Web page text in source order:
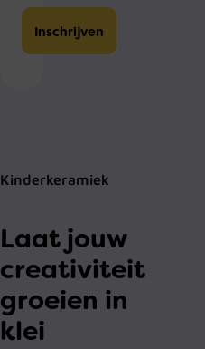
Inschrijven
Laat jouw
creativiteit
groeien in
klei
Kinderkeramiek